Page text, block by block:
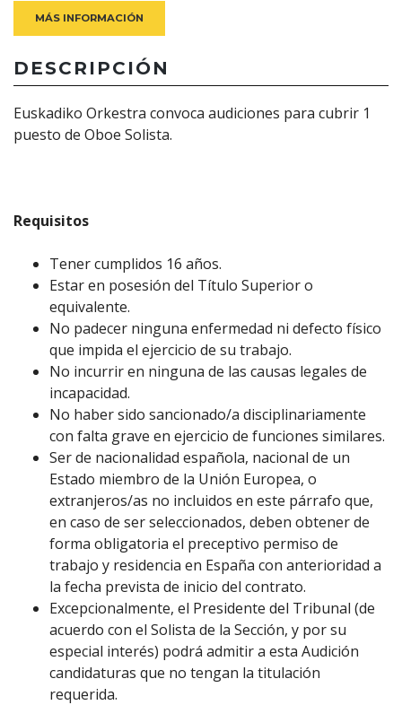
MÁS INFORMACIÓN
DESCRIPCIÓN
Euskadiko Orkestra convoca audiciones para cubrir 1
puesto de Oboe Solista.
Requisitos
Tener cumplidos 16 años.
Estar en posesión del Título Superior o
equivalente.
No padecer ninguna enfermedad ni defecto físico
que impida el ejercicio de su trabajo.
No incurrir en ninguna de las causas legales de
incapacidad.
No haber sido sancionado/a disciplinariamente
con falta grave en ejercicio de funciones similares.
Ser de nacionalidad española, nacional de un
Estado miembro de la Unión Europea, o
extranjeros/as no incluidos en este párrafo que,
en caso de ser seleccionados, deben obtener de
forma obligatoria el preceptivo permiso de
trabajo y residencia en España con anterioridad a
la fecha prevista de inicio del contrato.
Excepcionalmente, el Presidente del Tribunal (de
acuerdo con el Solista de la Sección, y por su
especial interés) podrá admitir a esta Audición
candidaturas que no tengan la titulación
requerida.